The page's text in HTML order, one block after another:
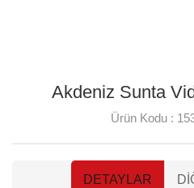
Akdeniz Sunta
Ürün Kodu :
DETAYLAR